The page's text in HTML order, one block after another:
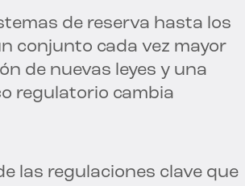
de reserva hasta los
conjunto cada vez mayor
de nuevas leyes y una
regulatorio cambia
las regulaciones clave que